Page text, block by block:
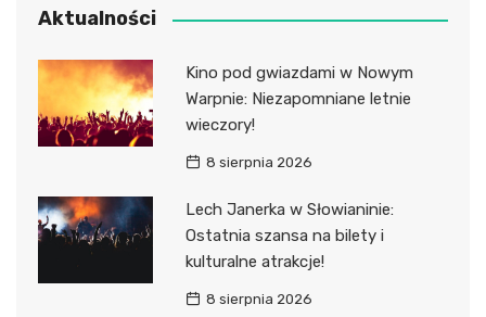
Aktualności
Kino pod gwiazdami w Nowym
Warpnie: Niezapomniane letnie
wieczory!
8 sierpnia 2026
Lech Janerka w Słowianinie:
Ostatnia szansa na bilety i
kulturalne atrakcje!
8 sierpnia 2026